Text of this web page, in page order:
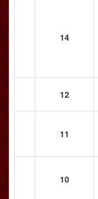
14
12
11
10